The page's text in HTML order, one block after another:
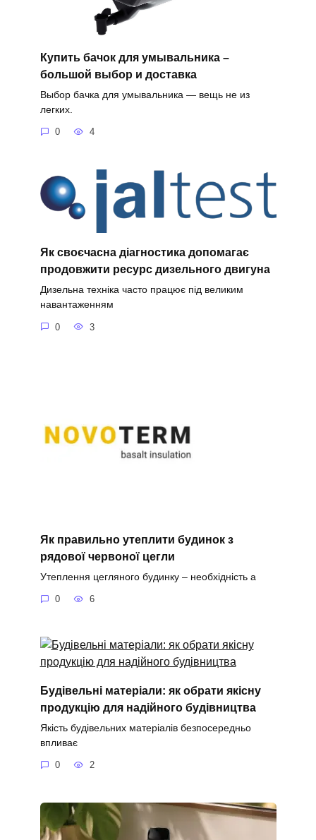
Купить бачок для умывальника –
большой выбор и доставка
Выбор бачка для умывальника — вещь не из
легких.
0 4
Як своєчасна діагностика допомагає
продовжити ресурс дизельного двигуна
Дизельна техніка часто працює під великим
навантаженням
0 3
Як правильно утеплити будинок з
рядової червоної цегли
Утеплення цегляного будинку – необхідність а
0 6
Будівельні матеріали: як обрати якісну
продукцію для надійного будівництва
Якість будівельних матеріалів безпосередньо
впливає
0 2